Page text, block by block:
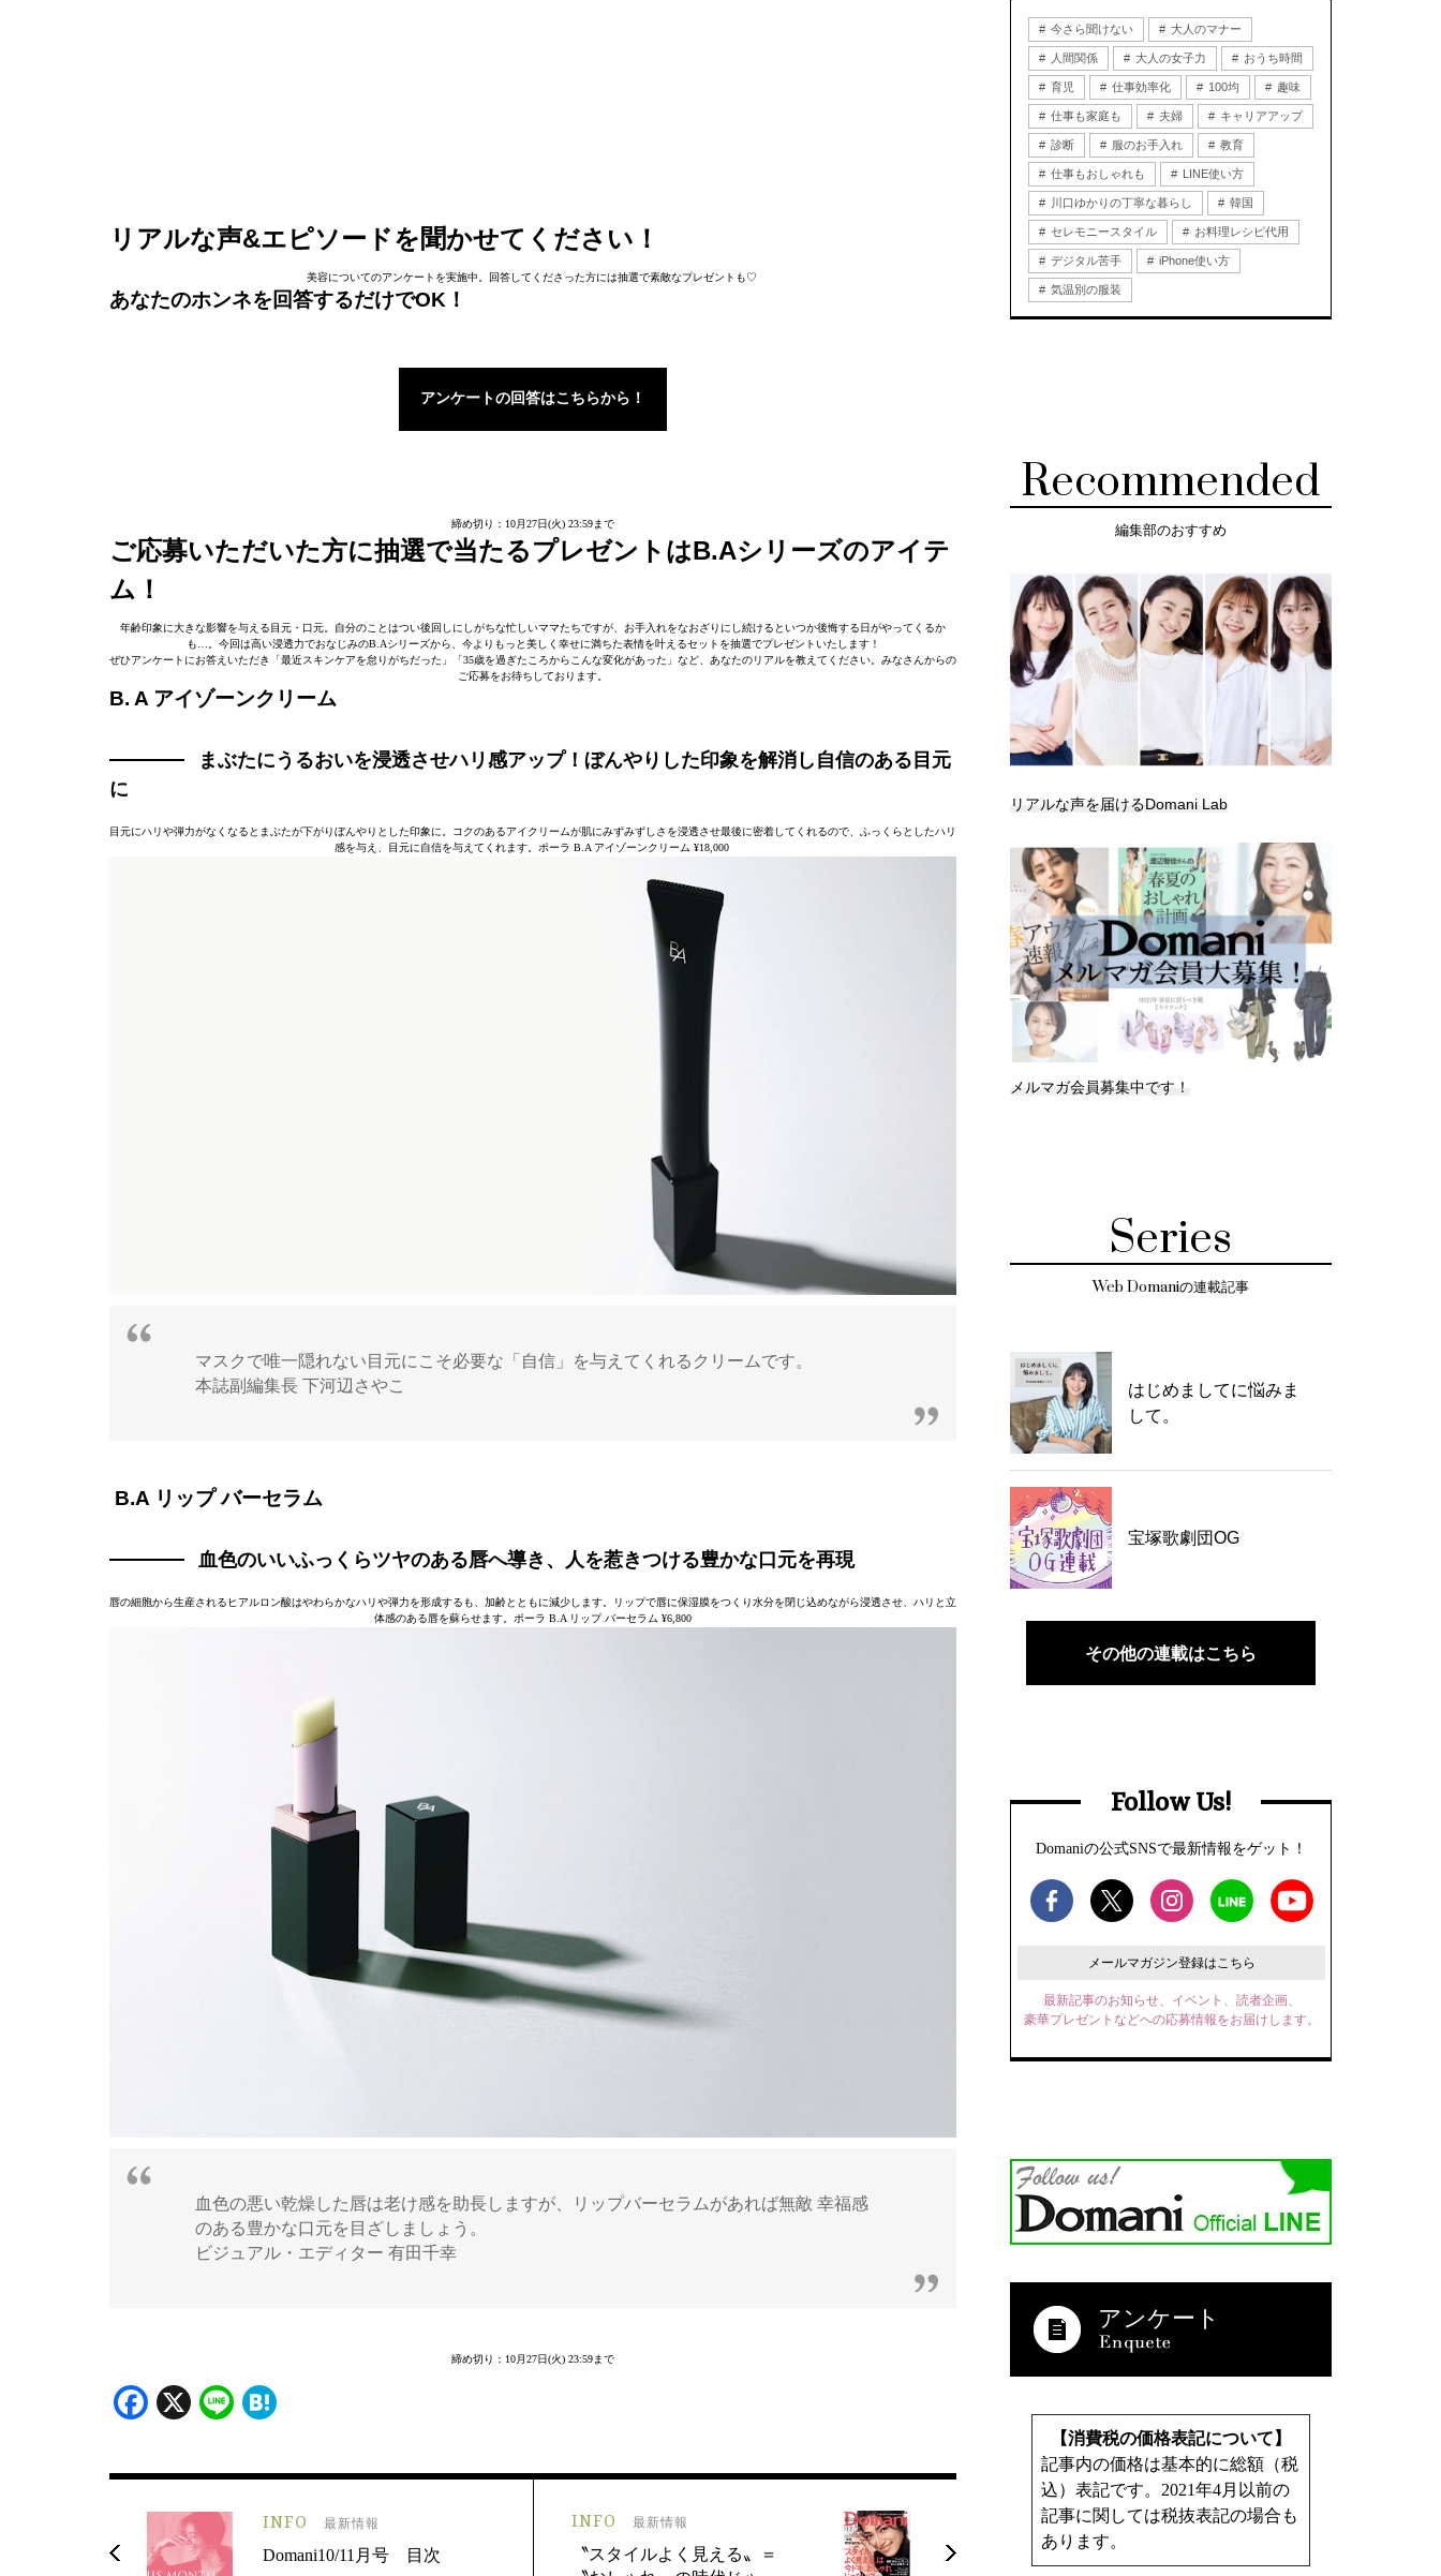
リアルな声&エピソードを聞かせてください！
美容についてのアンケートを実施中。回答してくださった方には抽選で素敵なプレゼントも♡
あなたのホンネを回答するだけでOK！
アンケートの回答はこちらから！
締め切り：10月27日(火) 23:59まで
ご応募いただいた方に抽選で当たるプレゼントはB.Aシリーズのアイテ
ム！
年齢印象に大きな影響を与える目元・口元。自分のことはつい後回しにしがちな忙しいママたちですが、お手入れをなおざりにし続けるといつか後悔する日がやってくるか
も…。今回は高い浸透力でおなじみのB.Aシリーズから、今よりもっと美しく幸せに満ちた表情を叶えるセットを抽選でプレゼントいたします！
ぜひアンケートにお答えいただき「最近スキンケアを怠りがちだった」「35歳を過ぎたころからこんな変化があった」など、あなたのリアルを教えてください。みなさんからの
ご応募をお待ちしております。
B. A アイゾーンクリーム
まぶたにうるおいを浸透させハリ感アップ！ぼんやりした印象を解消し自信のある目元
に
目元にハリや弾力がなくなるとまぶたが下がりぼんやりとした印象に。コクのあるアイクリームが肌にみずみずしさを浸透させ最後に密着してくれるので、ふっくらとしたハリ
感を与え、目元に自信を与えてくれます。ポーラ B.A アイゾーンクリーム ¥18,000
マスクで唯一隠れない目元にこそ必要な「自信」を与えてくれるクリームです。
本誌副編集長 下河辺さやこ
B.A リップ バーセラム
血色のいいふっくらツヤのある唇へ導き、人を惹きつける豊かな口元を再現
唇の細胞から生産されるヒアルロン酸はやわらかなハリや弾力を形成するも、加齢とともに減少します。リップで唇に保湿膜をつくり水分を閉じ込めながら浸透させ、ハリと立
体感のある唇を蘇らせます。ポーラ B.A リップ バーセラム ¥6,800
血色の悪い乾燥した唇は老け感を助長しますが、リップバーセラムがあれば無敵 幸福感
のある豊かな口元を目ざしましょう。
ビジュアル・エディター 有田千幸
締め切り：10月27日(火) 23:59まで
Facebook
X Line
INFO 最新情報
Domani10/11月号 目次
INFO 最新情報
〝スタイルよく見える〟＝
今さら聞けない 大人のマナー
人間関係 大人の女子力 おうち時間
育児 仕事効率化 100均 趣味
仕事も家庭も 夫婦 キャリアアップ
診断 服のお手入れ 教育
仕事もおしゃれも LINE使い方
川口ゆかりの丁寧な暮らし 韓国
セレモニースタイル お料理レシピ代用
デジタル苦手 iPhone使い方
気温別の服装
Recommended
編集部のおすすめ
リアルな声を届けるDomani Lab
メルマガ会員募集中です！
Series
Web Domaniの連載記事
はじめましてに悩みま
して。
宝塚歌劇団OG
その他の連載はこちら
Follow Us!
Domaniの公式SNSで最新情報をゲット！
メールマガジン登録はこちら
最新記事のお知らせ、イベント、読者企画、
豪華プレゼントなどへの応募情報をお届けします。
アンケート
【消費税の価格表記について】
記事内の価格は基本的に総額（税
込）表記です。2021年4月以前の
記事に関しては税抜表記の場合も
あります。